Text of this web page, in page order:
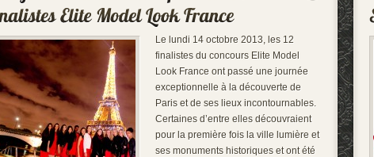
Le lundi 14 octobre 2013, les 12
finalistes du concours Elite Model
Look France ont passé une journée
exceptionnelle à la découverte de
Paris et de ses lieux incontournables.
Certaines d’entre elles découvraient
pour la première fois la ville lumière et
ses monuments historiques et ont été